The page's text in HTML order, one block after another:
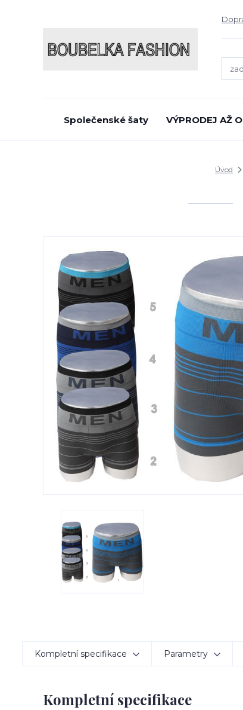
Společenské šaty VÝPRODEJ AŽ
Úvod
Kompletní specifikace Parametry
Kompletní specifikace